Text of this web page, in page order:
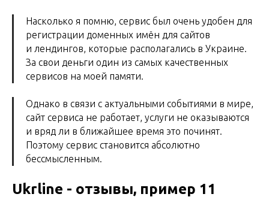
Насколько я помню, сервис был очень удобен для
регистрации доменных имён для сайтов
и лендингов, которые располагались в Украине.
За свои деньги один из самых качественных
сервисов на моей памяти.
Однако в связи с актуальными событиями в мире,
сайт сервиса не работает, услуги не оказываются
и вряд ли в ближайшее время это починят.
Поэтому сервис становится абсолютно
бессмысленным.
Ukrline - отзывы, пример 11